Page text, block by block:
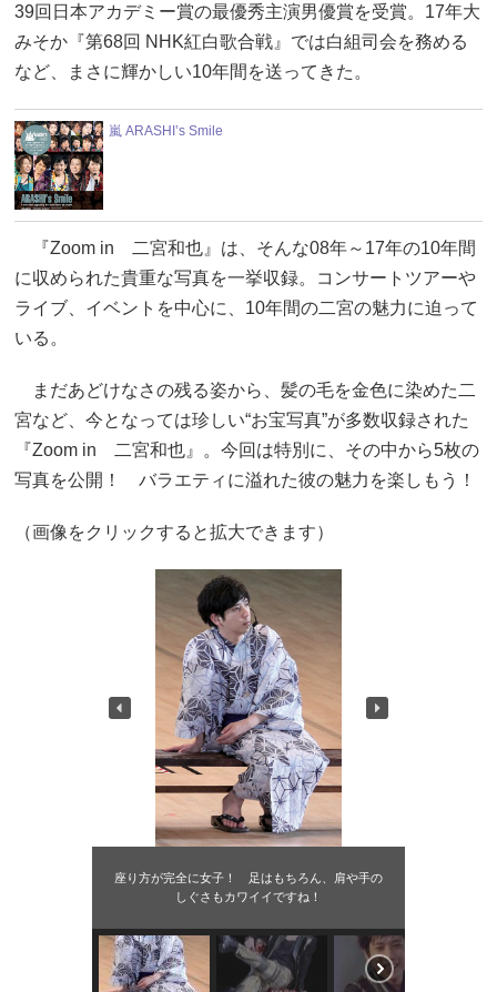
39回日本アカデミー賞の最優秀主演男優賞を受賞。17年大
みそか『第68回 NHK紅白歌合戦』では白組司会を務める
など、まさに輝かしい10年間を送ってきた。
嵐 ARASHI’s Smile
『Zoom in 二宮和也』は、そんな08年～17年の10年間
に収められた貴重な写真を一挙収録。コンサートツアーや
ライブ、イベントを中心に、10年間の二宮の魅力に迫って
いる。
まだあどけなさの残る姿から、髪の毛を金色に染めた二
宮など、今となっては珍しい“お宝写真”が多数収録された
『Zoom in 二宮和也』。今回は特別に、その中から5枚の
写真を公開！ バラエティに溢れた彼の魅力を楽しもう！
（画像をクリックすると拡大できます）
座り方が完全に女子！ 足はもちろん、肩や手の
しぐさもカワイイですね！